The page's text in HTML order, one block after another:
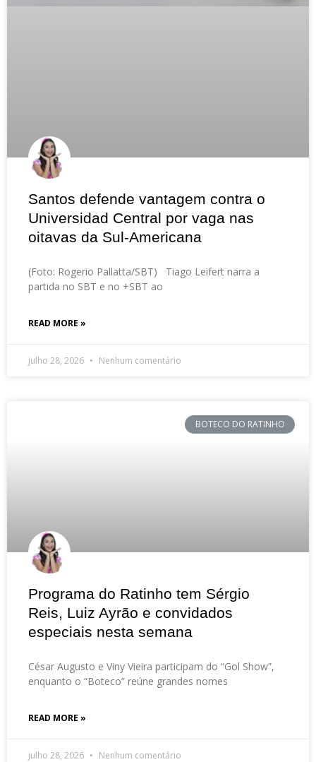
Santos defende vantagem contra o
Universidad Central por vaga nas
oitavas da Sul-Americana
(Foto: Rogerio Pallatta/SBT) Tiago Leifert narra a
partida no SBT e no +SBT ao
READ MORE »
julho 28, 2026 Nenhum comentário
BOTECO DO RATINHO
Programa do Ratinho tem Sérgio
Reis, Luiz Ayrão e convidados
especiais nesta semana
César Augusto e Viny Vieira participam do “Gol Show”,
enquanto o “Boteco” reúne grandes nomes
READ MORE »
julho 28, 2026 Nenhum comentário